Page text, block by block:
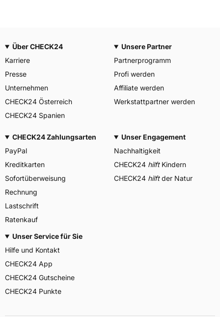
Über CHECK24
Karriere
Presse
Unternehmen
CHECK24 Österreich
CHECK24 Spanien
Unsere Partner
Partnerprogramm
Profi werden
Affiliate werden
Werkstattpartner werden
CHECK24 Zahlungsarten
PayPal
Kreditkarten
Sofortüberweisung
Rechnung
Lastschrift
Ratenkauf
Unser Engagement
Nachhaltigkeit
CHECK24 hilftKindern
CHECK24 hilftder Natur
Unser Service für Sie
Hilfe und Kontakt
CHECK24 App
CHECK24 Gutscheine
CHECK24 Punkte